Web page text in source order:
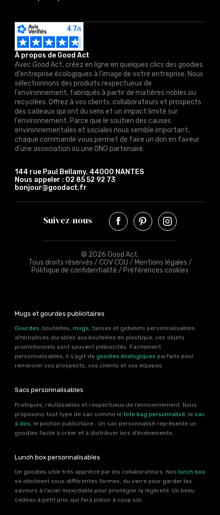
À propos de Good Act
Avec Good Act, créez en ligne en quelques clics des goodies
d'entreprise écologiques à l'image de votre entreprise. Nous
sélectionnons des produits respectueux de
l'environnement, fabriqués à partir de matières nobles ou
recyclées. Offrez à vos clients, collaborateurs et prospects
des cadeaux qui ont du sens et un impact limité sur
l'environnement. Parce que le soutien des causes
environnementales et sociales nous semble important,
chaque commande vous permet de faire un don en faveur
d'une association ou une ONG partenaire.
144 rue Paul Bellamy, 44000 NANTES
Nous appeler : 02 85 52 92 73
bonjour@goodact.fr
Suivez-nous
© 2026 Good Act.
Tous droits réservés / CGV CGU / Mentions légales /
Politique de confidentialité / Préférences cookies
Mugs et gourdes publicitaires
Gourdes, bouteilles, mugs, tasses et gobelets personnalisables :
alternatives durables aux bouteilles en plastique, ces objets
promotionnels sont souvent plébiscités. Facilement
personnalisables, il s’agit de goodies écologiques parfaits pour
remercier vos prospects, vos clients et vos équipes.
Sacs personnalisables
Pratiques, réutilisables et respectueux de l’environnement. Nous
proposons tout type de sac comme le tote bag personnalisé , le sac
à dos , le pochon publicitaire… Un sac personnalisé représente un
goodies facile à créer et à distribuer lors d’événements.
Lunch box personnalisables
Un goodies utile très apprécié par les collaborateurs. Nos lunch box
se déclinent sous différentes formes, du verre pour garder les
saveurs à l’acier inoxydable pour privilégier la légèreté. Un beau
cadeau à petit prix, qui fera plaisir à coup sûr.